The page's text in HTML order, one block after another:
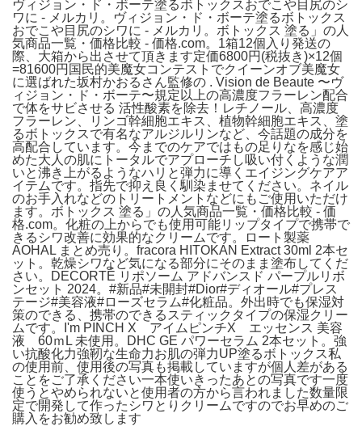
ヴィジョン・ド・ボーテ塗るボトックスおでこや目尻のシ
ワに - メルカリ。ヴィジョン・ド・ボーテ塗るボトックス
おでこや目尻のシワに - メルカリ。ボトックス 塗る」の人
気商品一覧・価格比較 - 価格.com。1箱12個入り発送の
際、大箱から出させて頂きます定価6800円(税抜き)×12個
=81600円国民的美魔女コンテストでクイーンオブ美魔女
に選ばれた坂村かおるさん監修の . Vision de Beaute 〜ヴ
ィジョン・ド・ボーテ〜規定以上の高濃度フラーレン配合
で体をサビさせる 活性酸素を除去！レチノール、高濃度
フラーレン、リンゴ幹細胞エキス、植物幹細胞エキス、塗
るボトックスで有名なアルジルリンなど、今話題の成分を
高配合しています。今までのケアではもの足りなを感じ始
めた大人の肌にトータルでアプローチし吸い付くような潤
いと沸き上がるようなハリと弾力に導くエイジングケアア
イテムです。指先で抑え良く馴染ませてください。ネイル
のお手入れなどのトリートメントなどにもご使用いただけ
ます。ボトックス 塗る」の人気商品一覧・価格比較 - 価
格.com。化粧の上からでも使用可能リップタイプで携帯で
きるシワ改善に効果的なクリームです。ロート製薬
AOHAL まとめ売り。fracora HITOKAN Extract 30ml 2本セ
ット。乾燥シワなど気になる部分にそのまま塗布してくだ
さい。DECORTÉ リポソーム アドバンスド パープルリボ
ンセット 2024。#新品#未開封#Dior#ディオール#プレス
テージ#美容液#ローズセラム#化粧品。外出時でも保湿対
策のできる、携帯のできるスティックタイプの保湿クリー
ムです。I'm PINCH X アイムピンチX エッセンス 美容
液 60ｍL 未使用。DHC GE パワーセラム 2本セット。強
い抗酸化力強靭な生命力お肌の弾力UP塗るボトックス私
の使用前、使用後の写真も掲載していますが個人差がある
ことをご了承ください一本使いきったあとの写真です一度
使うとやめられないと使用者の方から言われました数量限
定で開発して作ったシワとりクリームですのでお早めのご
購入をお勧め致します